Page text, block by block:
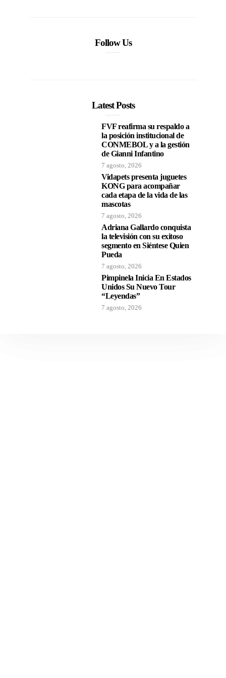
Follow Us
Latest Posts
FVF reafirma su respaldo a
la posición institucional de
CONMEBOL y a la gestión
de Gianni Infantino
7 agosto, 2026
Vidapets presenta juguetes
KONG para acompañar
cada etapa de la vida de las
mascotas
7 agosto, 2026
Adriana Gallardo conquista
la televisión con su exitoso
segmento en Siéntese Quien
Pueda
7 agosto, 2026
Pimpinela Inicia En Estados
Unidos Su Nuevo Tour
“Leyendas”
7 agosto, 2026